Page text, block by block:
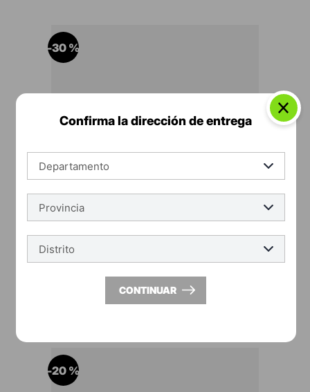
-30 %
Tazas Ecoamigable Blanco Latino
94
92
-20 %
Confirma la dirección de entrega
CONTINUAR